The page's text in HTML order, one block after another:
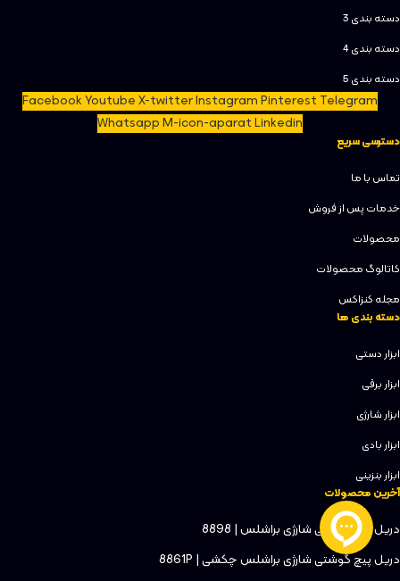
دسته بندی 3
دسته بندی 4
دسته بندی 5
FacebookYoutubeX-twitterInstagramPinterest Telegram
WhatsappM-icon-aparatLinkedin
دسترسی سریع
تماس با ما
خدمات پس از فروش
محصولات
کاتالوگ محصولات
مجله کنزاکس
دسته بندی ها
ابزار دستی
ابزار برقی
ابزار شارژی
ابزار بادی
ابزار بنزینی
آخرین محصولات
دریل پیچ گوشتی شارژی براشلس | 8898
دریل پیچ گوشتی شارژی براشلس چکشی | 8861P